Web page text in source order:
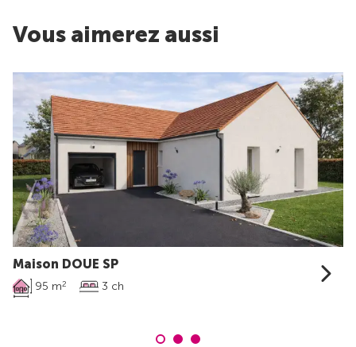
Vous aimerez aussi
Maison DOUE SP
95 m2 3 ch